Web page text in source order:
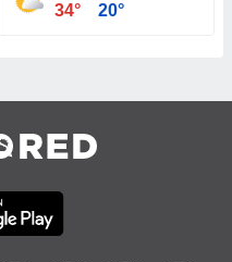
34° 20°